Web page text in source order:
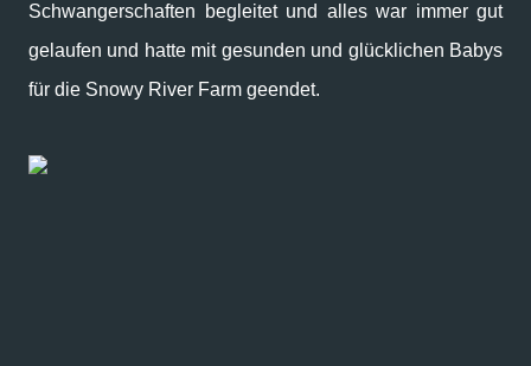
Schwangerschaften begleitet und alles war immer gut
gelaufen und hatte mit gesunden und glücklichen Babys
für die Snowy River Farm geendet.